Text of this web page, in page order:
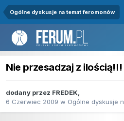
Ogólne dyskusje na temat feromonów
Nie przesadzaj z ilością!!!
dodany przez FREDEK,
6 Czerwiec 2009 w Ogólne dyskusje